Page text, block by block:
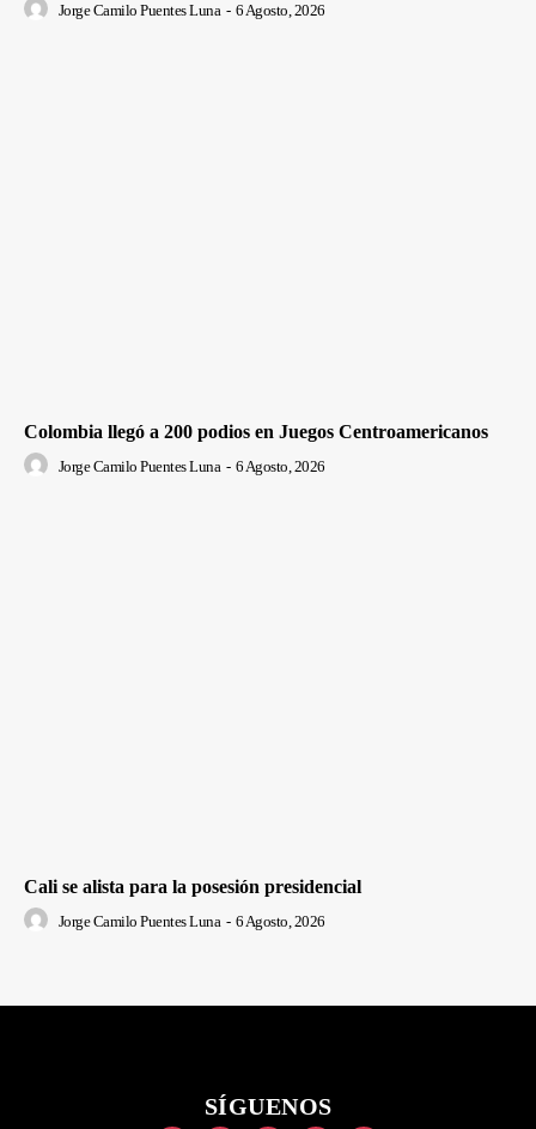
Jorge Camilo Puentes Luna - 6 Agosto, 2026
Colombia llegó a 200 podios en Juegos Centroamericanos
Jorge Camilo Puentes Luna - 6 Agosto, 2026
Cali se alista para la posesión presidencial
Jorge Camilo Puentes Luna - 6 Agosto, 2026
SÍGUENOS